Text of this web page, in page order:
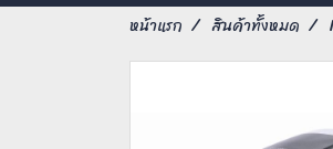
หน้าแรก สินค้าทั้งหมด